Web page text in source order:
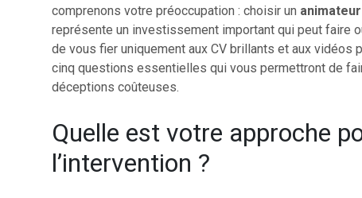
comprenons votre préoccupation : choisir un
représente un investissement important qui peut faire
de vous fier uniquement aux CV brillants et aux vidéos
cinq questions essentielles qui vous permettront de
déceptions coûteuses.
Quelle est votre approche
l’intervention ?